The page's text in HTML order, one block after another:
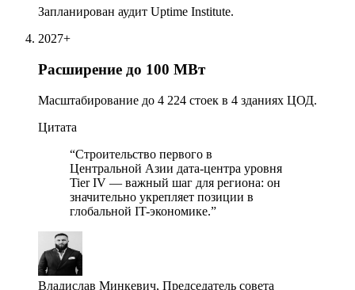
Запланирован аудит Uptime Institute.
2027+
Расширение до 100 МВт
Масштабирование до 4 224 стоек в 4 зданиях ЦОД.
Цитата
“Строительство первого в
Центральной Азии дата-центра уровня
Tier IV — важный шаг для региона: он
значительно укрепляет позиции в
глобальной IT-экономике.”
Владислав Минкевич, Председатель совета